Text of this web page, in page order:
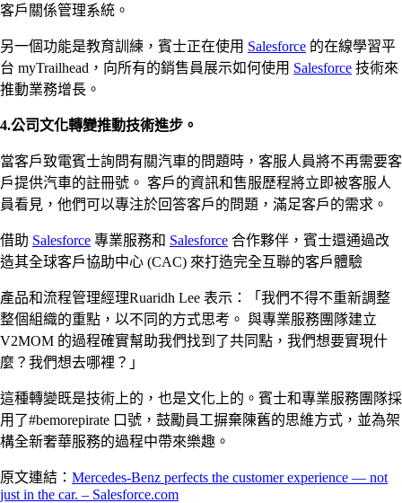
客戶關係管理系統。
另一個功能是教育訓練，賓士正在使用 Salesforce 的在線學習平
台 myTrailhead，向所有的銷售員展示如何使用 Salesforce 技術來
推動業務增長。
4.公司文化轉變推動技術進步。
當客戶致電賓士詢問有關汽車的問題時，客服人員將不再需要客
戶提供汽車的註冊號。 客戶的資訊和售服歷程將立即被客服人
員看見，他們可以專注於回答客戶的問題，滿足客戶的需求。
借助 Salesforce 專業服務和 Salesforce 合作夥伴，賓士還通過改
造其全球客戶協助中心 (CAC) 來打造完全互聯的客戶體驗
產品和流程管理經理Ruaridh Lee 表示：「我們不得不重新調整
整個組織的重點，以不同的方式思考。 與專業服務團隊建立
V2MOM 的過程確實幫助我們找到了共同點，我們想要實現什
麼？我們想去哪裡？」
這種轉變既是技術上的，也是文化上的。賓士和專業服務團隊採
用了#bemorepirate 口號，鼓勵員工摒棄陳舊的思維方式，並為架
構全新奢華服務的過程中帶來樂趣。
原文連結： Mercedes-Benz perfects the customer experience — not
just in the car. – Salesforce.com